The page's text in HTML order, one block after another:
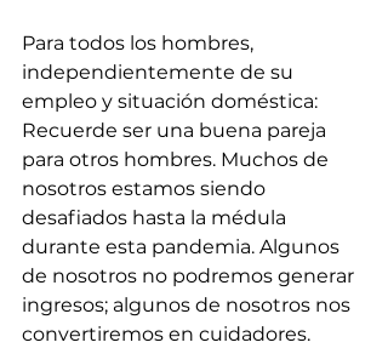
Para todos los hombres,
independientemente de su
empleo y situación doméstica:
Recuerde ser una buena pareja
para otros hombres. Muchos de
nosotros estamos siendo
desafiados hasta la médula
durante esta pandemia. Algunos
de nosotros no podremos generar
ingresos; algunos de nosotros nos
convertiremos en cuidadores.